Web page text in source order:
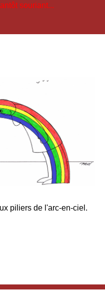
souriant...
piliers de l'arc-en-ciel.